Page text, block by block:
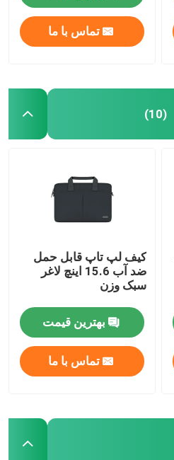
تماس با ما
(10)
کیف لپ تاپ قابل حمل
ضد آب 15.6 اینچ لاغر
سبک وزن
بهترین قیمت
تماس با ما